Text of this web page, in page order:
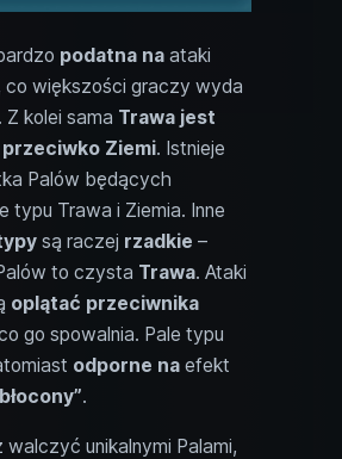
podatna na ataki
co większości graczy wyda
Z kolei sama Trawa jest
Ziemi. Istnieje
Palów będących
typu Trawa i Ziemia. Inne
są raczej rzadkie –
to czysta Trawa. Ataki
oplątać przeciwnika
go spowalnia. Pale typu
odporne na efekt
.
walczyć unikalnymi Palami,